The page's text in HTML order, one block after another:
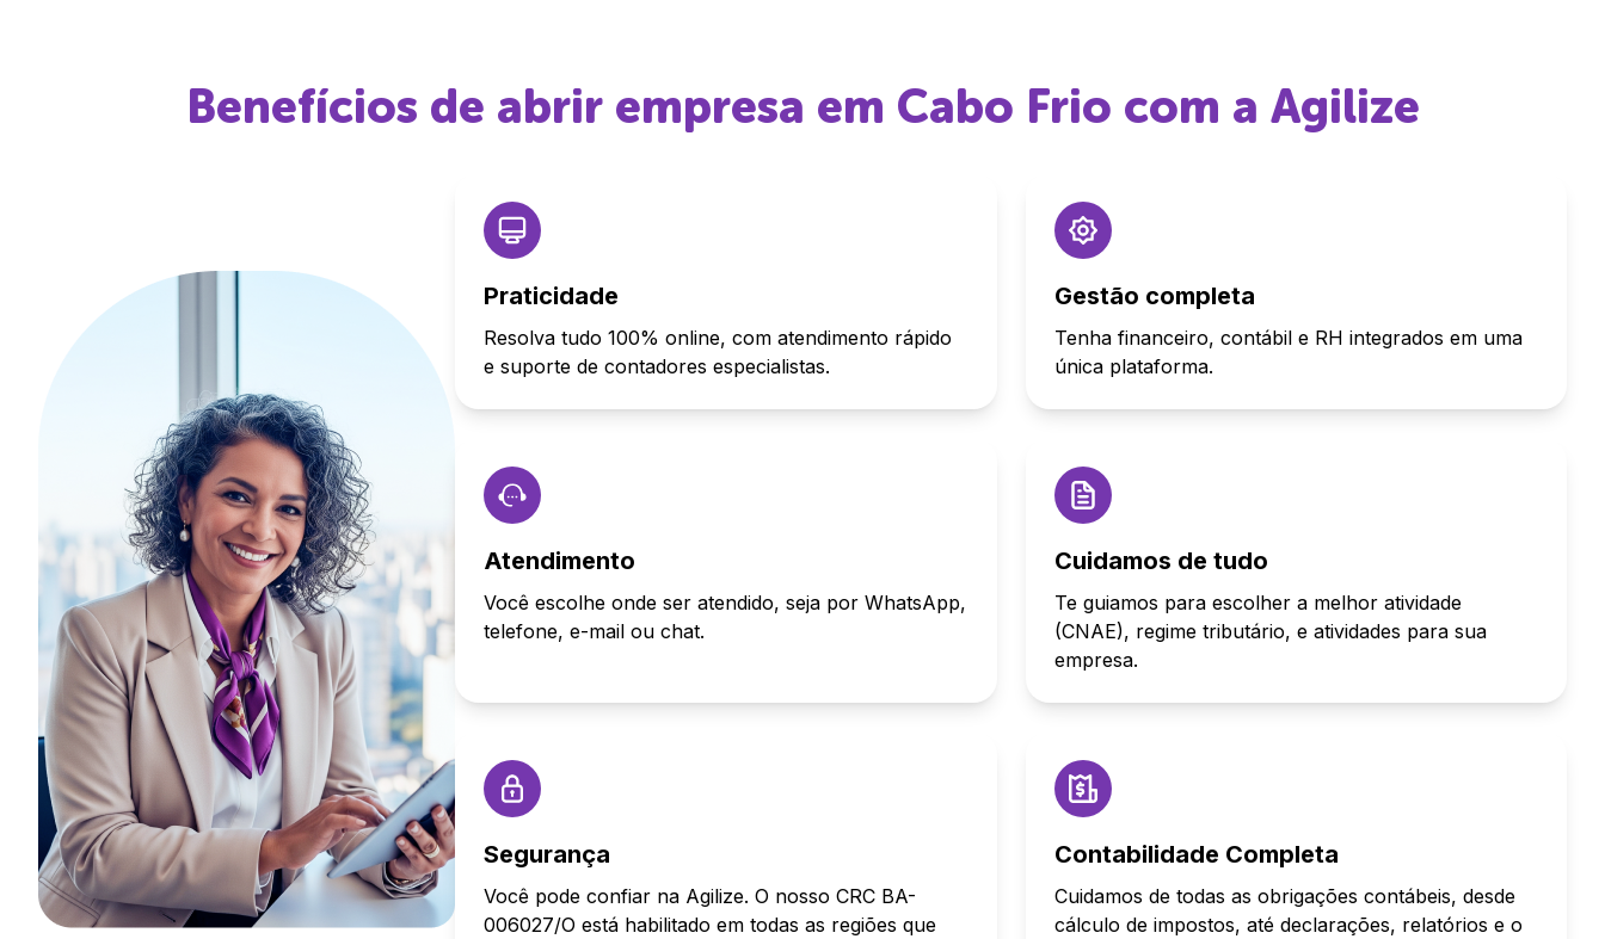
Benefícios de abrir empresa em Cabo Frio com a Agilize
Praticidade
Resolva tudo 100% online, com atendimento rápido
e suporte de contadores especialistas.
Gestão completa
Tenha financeiro, contábil e RH integrados em uma
única plataforma.
Atendimento
Você escolhe onde ser atendido, seja por WhatsApp,
telefone, e-mail ou chat.
Cuidamos de tudo
Te guiamos para escolher a melhor atividade
(CNAE), regime tributário, e atividades para sua
empresa.
Segurança
Você pode confiar na Agilize. O nosso CRC BA-
006027/O está habilitado em todas as regiões que
Contabilidade Completa
Cuidamos de todas as obrigações contábeis, desde
cálculo de impostos, até declarações, relatórios e o